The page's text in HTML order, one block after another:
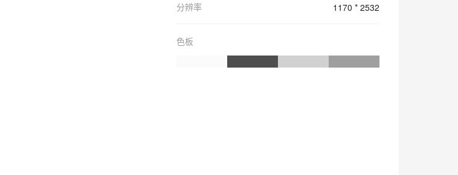
分辨率
1170 * 2532
色板